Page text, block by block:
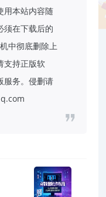
用本站内容随
须在下载后的
中彻底删除上
支持正版软
服务。侵删请